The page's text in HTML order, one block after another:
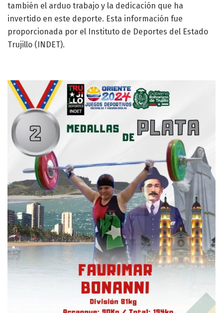
también el arduo trabajo y la dedicación que ha
invertido en este deporte. Esta información fue
proporcionada por el Instituto de Deportes del Estado
Trujillo (INDET).